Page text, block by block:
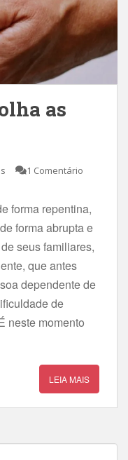
as
1 Comentário
forma repentina,
forma abrupta e
seus familiares,
que antes
dependente de
de
neste momento
LEIA MAIS